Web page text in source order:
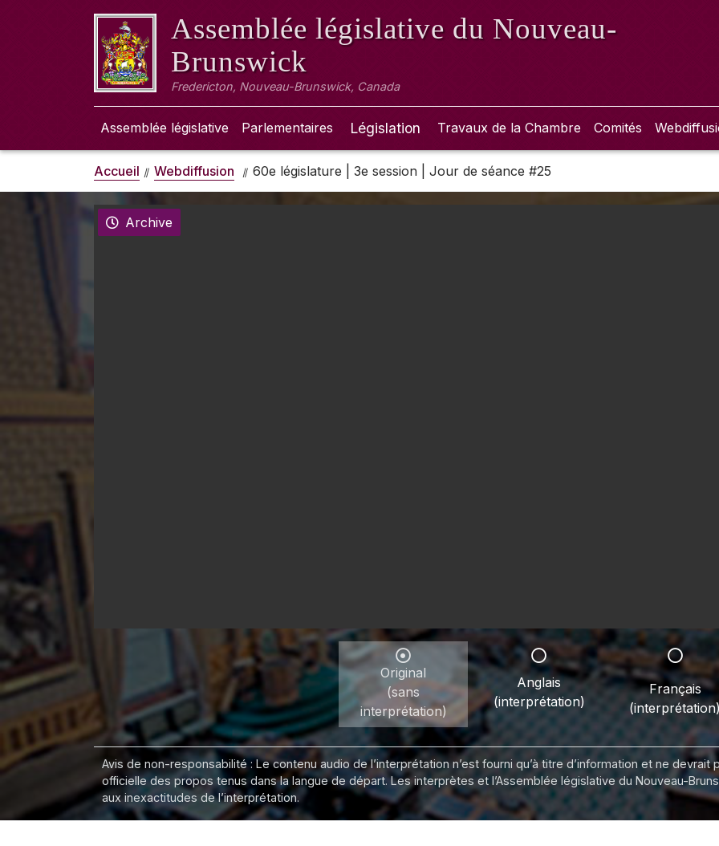
Assemblée législative du Nouveau-
Brunswick
Fredericton, Nouveau-Brunswick, Canada
Assemblée législative Parlementaires Législation Travaux de la Chambre Comités
Accueil Webdiffusion 60e législature | 3e session | Jour de séance #25
Archive
Original
(sans
interprétation)
Anglais
(interprétation)
Français
Avis de non-responsabilité : Le contenu audio de l’interprétation n’est fourni qu’à titre d’information et ne
officielle des propos tenus dans la langue de départ. Les interprètes et l’Assemblée législative du Nouveau-
aux inexactitudes de l’interprétation.